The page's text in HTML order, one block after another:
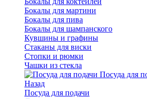
Бокалы для мартини
Бокалы для пива
Бокалы для шампанского
Кувшины и графины
Стаканы для виски
Стопки и рюмки
Чашки из стекла
Посуда для
Назад
Посуда для подачи